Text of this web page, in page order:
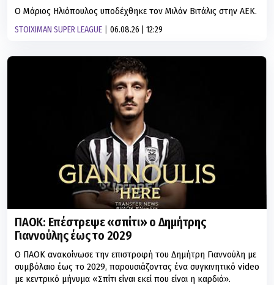
Ο Μάριος Ηλιόπουλος υποδέχθηκε τον Μιλάν Βιτάλις στην ΑΕΚ.
STOIXIMAN SUPER LEAGUE 06.08.26 | 12:29
ΠΑΟΚ: Επέστρεψε «σπίτι» ο Δημήτρης
Γιαννούλης έως το 2029
Ο ΠΑΟΚ ανακοίνωσε την επιστροφή του Δημήτρη Γιαννούλη με
συμβόλαιο έως το 2029, παρουσιάζοντας ένα συγκινητικό video
με κεντρικό μήνυμα «Σπίτι είναι εκεί που είναι η καρδιά».